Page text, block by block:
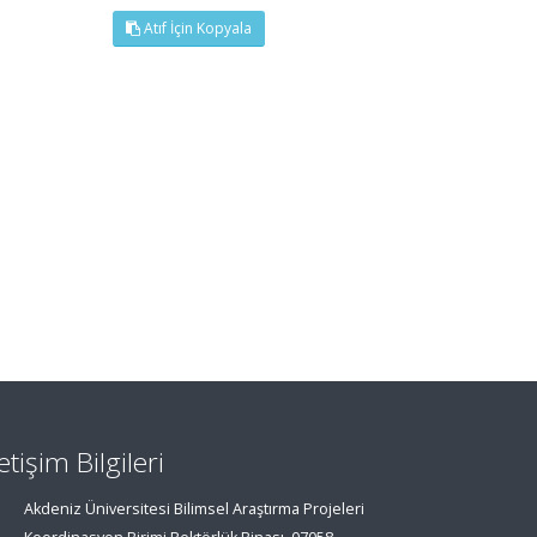
Atıf İçin Kopyala
Bilgileri
Akdeniz Üniversitesi Bilimsel Araştırma Projeleri